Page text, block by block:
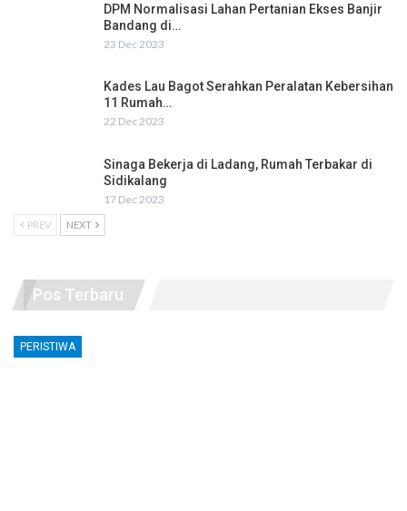
DPM Normalisasi Lahan Pertanian Ekses Banjir
Bandang di…
23 Dec 2023
Kades Lau Bagot Serahkan Peralatan Kebersihan
11 Rumah…
22 Dec 2023
Sinaga Bekerja di Ladang, Rumah Terbakar di
Sidikalang
17 Dec 2023
PREV NEXT
Pos Terbaru
PERISTIWA